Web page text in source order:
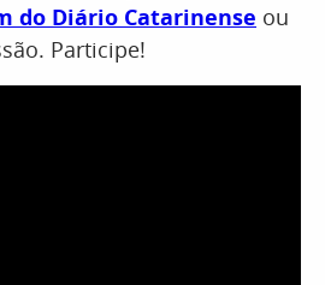
do Diário Catarinense ou
Participe!